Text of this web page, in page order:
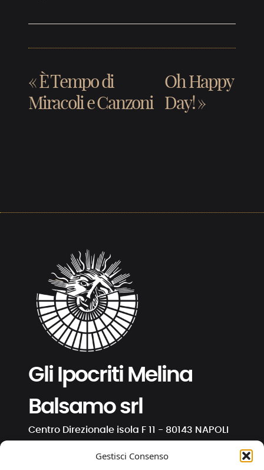
Gestisci Consenso
«È Tempo di
Miracoli e Canzoni
Oh Happy
Day!»
Gli Ipocriti Melina
Balsamo srl
Centro Direzionale isola F 11 - 80143 NAPOLI